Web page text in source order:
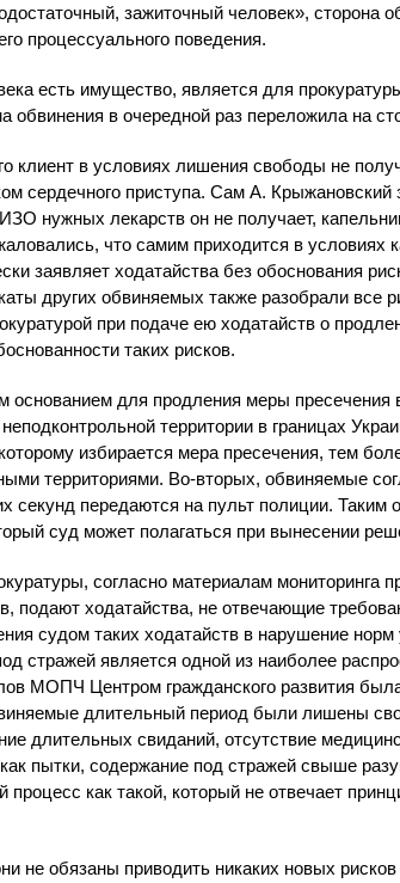
зажиточный человек», сторона
процессуального поведения.
есть имущество, является для
в очередной раз переложила на
клиент в условиях лишения свободы не
сердечного приступа. Сам А.
нужных лекарств он не получает,
что самим приходится в условиях
заявляет ходатайства без обоснования
других обвиняемых также разобрали все
при подаче ею ходатайств о
таких рисков.
для продления меры пресечения
территории в границах
избирается мера пресечения, тем
территориями. Во-вторых, обвиняемые
секунд передаются на пульт полиции.
суд может полагаться при вынесении
согласно материалам мониторинга
подают ходатайства, не отвечающие
судом таких ходатайств в нарушение норм
стражей является одной из наиболее
МОПЧ Центром гражданского развития
длительный период были лишены
длительных свиданий, отсутствие
пытки, содержание под стражей свыше
как такой, который не отвечает
не обязаны приводить никаких новых